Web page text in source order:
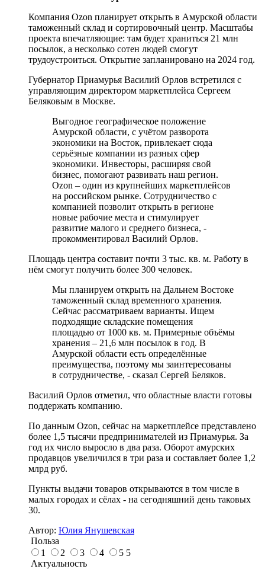
Компания Ozon планирует открыть в Амурской области
таможенный склад и сортировочный центр. Масштабы
проекта впечатляющие: там будет храниться 21 млн
посылок, а несколько сотен людей смогут
трудоустроиться. Открытие запланировано на 2024 год.
Губернатор Приамурья Василий Орлов встретился с
управляющим директором маркетплейса Сергеем
Беляковым в Москве.
Выгодное географическое положение
Амурской области, с учётом разворота
экономики на Восток, привлекает сюда
серьёзные компании из разных сфер
экономики. Инвесторы, расширяя свой
бизнес, помогают развивать наш регион.
Ozon – один из крупнейших маркетплейсов
на российском рынке. Сотрудничество с
компанией позволит открыть в регионе
новые рабочие места и стимулирует
развитие малого и среднего бизнеса, -
прокомментировал Василий Орлов.
Площадь центра составит почти 3 тыс. кв. м. Работу в
нём смогут получить более 300 человек.
Мы планируем открыть на Дальнем Востоке
таможенный склад временного хранения.
Сейчас рассматриваем варианты. Ищем
подходящие складские помещения
площадью от 1000 кв. м. Примерные объёмы
хранения – 21,6 млн посылок в год. В
Амурской области есть определённые
преимущества, поэтому мы заинтересованы
в сотрудничестве, - сказал Сергей Беляков.
Василий Орлов отметил, что областные власти готовы
поддержать компанию.
По данным Ozon, сейчас на маркетплейсе представлено
более 1,5 тысячи предпринимателей из Приамурья. За
год их число выросло в два раза. Оборот амурских
продавцов увеличился в три раза и составляет более 1,2
млрд руб.
Пункты выдачи товаров открываются в том числе в
малых городах и сёлах - на сегодняшний день таковых
30.
Автор: Юлия Янушевская
Польза
1
2 3 4 5 5
Актуальность